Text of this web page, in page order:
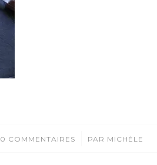
0 COMMENTAIRES
/ PAR MICHÈLE